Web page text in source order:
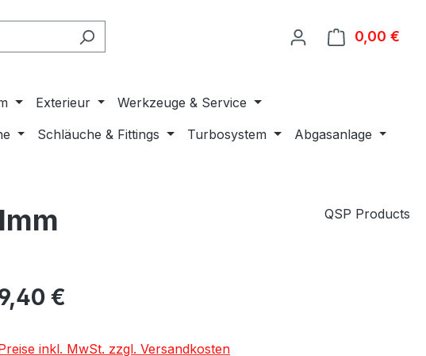
0,00 €
Exterieur
Werkzeuge & Service
Schläuche & Fittings Turbosystem Abgasanlage
QSP Products
€
inkl. MwSt. zzgl. Versandkosten